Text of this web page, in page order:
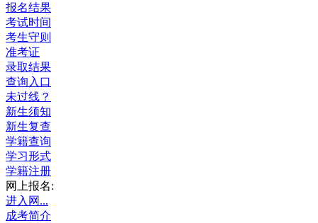
报名结果
考试时间
考生守则
准考证
录取结果
查询入口
未过线？
新生须知
新生复查
学籍查询
学习形式
学籍注册
网上报名:
进入网...
成考简介